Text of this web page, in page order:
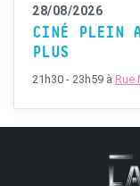
28/08/2026
CINÉ PLEIN
PLUS
21h30 - 23h59 à Rue